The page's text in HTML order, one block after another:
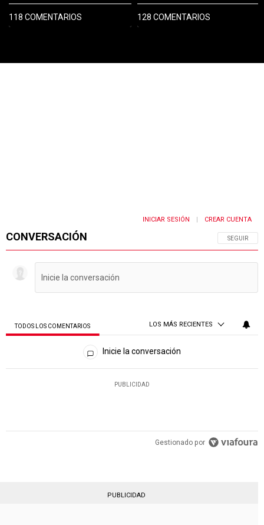
118 COMENTARIOS 128 COMENTARIOS
CONVERSACIÓN SIGA ESTA
SEGUIR
INICIAR SESIÓN CREAR CUENTA
TODOS LOS COMENTARIOS LOS MÁS RECIENTES
Todos los comentarios
Inicie la conversación
PUBLICIDAD
Gestionado por
PUBLICIDAD